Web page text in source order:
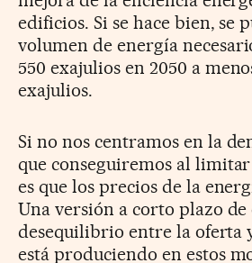
edificios. Si se hace bien, se
volumen de energía
550 exajulios en 2050 a
exajulios.
Si no nos centramos en la
que conseguiremos al
es que los precios de la
Una versión a corto plazo de
desequilibrio entre la oferta
está produciendo en estos